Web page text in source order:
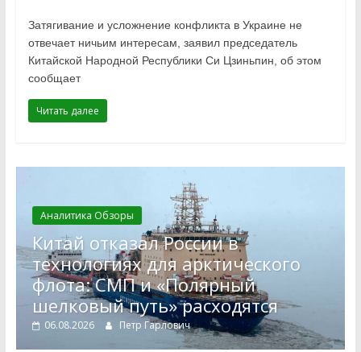
Затягивание и усложнение конфликта в Украине не
отвечает ничьим интересам, заявил председатель
Китайской Народной Республики Си Цзиньпин, об этом
сообщает
Читать далее
Аналитика Обзоры
Китай отказал России в
технологиях для арктического
флота: СМП и «Полярный
шелковый путь» расходятся
06.08.2026 Петр Гарлович